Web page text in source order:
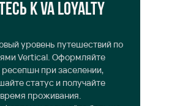
к VA Loyalty
уровень путешествий по
Vertical. Оформляйте
ресепшн при заселении,
статус и получайте
проживания.